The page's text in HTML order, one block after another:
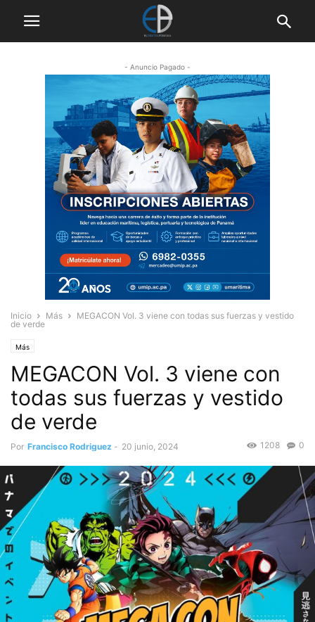
- Anuncio Pagado -
Inicio Más
MEGACON Vol. 3 viene con todas sus fuerzas y vestido
de verde
Más
MEGACON Vol. 3 viene con
todas sus fuerzas y vestido
de verde
Por Francisco Rodriguez - 20 junio, 2024 0
1208